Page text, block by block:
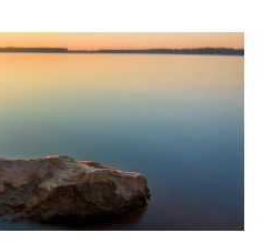
podstatě
srovnávání